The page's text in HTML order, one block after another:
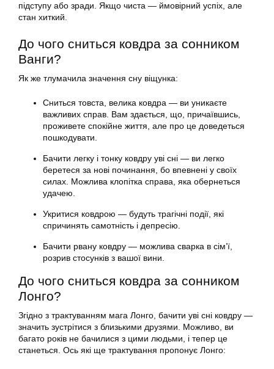
підступу або зради. Якщо чиста — ймовірний успіх, але
стан хиткий.
До чого сниться ковдра за сонником
Ванги?
Як же тлумачила значення сну віщунка:
Сниться товста, велика ковдра — ви уникаєте
важливих справ. Вам здається, що, причаївшись,
проживете спокійне життя, але про це доведеться
пошкодувати.
Бачити легку і тонку ковдру уві сні — ви легко
беретеся за нові починання, бо впевнені у своїх
силах. Можлива клопітка справа, яка обернеться
удачею.
Укритися ковдрою — будуть трагічні події, які
спричинять самотність і депресію.
Бачити рвану ковдру — можлива сварка в сім’ї,
розрив стосунків з вашої вини.
До чого сниться ковдра за сонником
Лонго?
Згідно з трактуванням мага Лонго, бачити уві сні ковдру —
значить зустрітися з близькими друзями. Можливо, ви
багато років не бачилися з цими людьми, і тепер це
станеться. Ось які ще трактування пропонує Лонго: